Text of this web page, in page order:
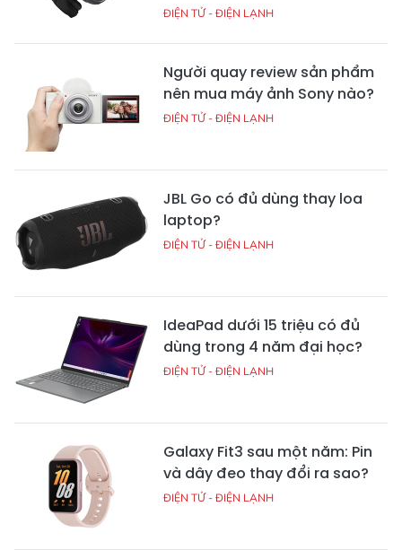
ĐIỆN TỬ - ĐIỆN LẠNH
Người quay review sản phẩm
nên mua máy ảnh Sony nào?
ĐIỆN TỬ - ĐIỆN LẠNH
JBL Go có đủ dùng thay loa
laptop?
ĐIỆN TỬ - ĐIỆN LẠNH
IdeaPad dưới 15 triệu có đủ
dùng trong 4 năm đại học?
ĐIỆN TỬ - ĐIỆN LẠNH
Galaxy Fit3 sau một năm: Pin
và dây đeo thay đổi ra sao?
ĐIỆN TỬ - ĐIỆN LẠNH